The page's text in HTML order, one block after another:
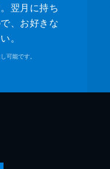
翌月に持ち
、お好きな
。
可能です。